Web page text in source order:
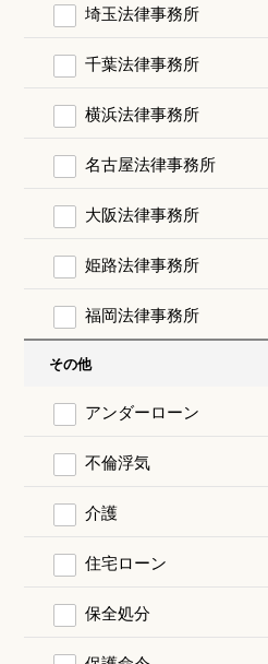
埼玉法律事務所
千葉法律事務所
横浜法律事務所
名古屋法律事務所
大阪法律事務所
姫路法律事務所
福岡法律事務所
その他
アンダーローン
不倫浮気
介護
住宅ローン
保全処分